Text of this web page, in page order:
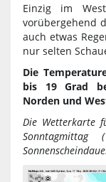
Einzig im
vorübergehend
auch etwas
nur selten
Die
bis 19 Grad
Norden und
Die Wetterkarte